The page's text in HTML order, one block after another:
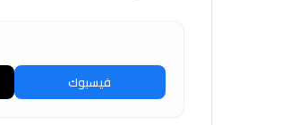
فيسبوك